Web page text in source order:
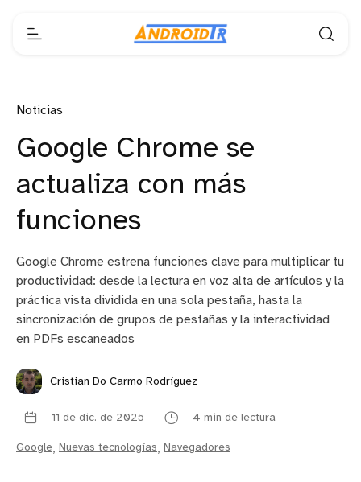
Noticias
Google Chrome se
actualiza con más
funciones
Google Chrome estrena funciones clave para multiplicar tu
productividad: desde la lectura en voz alta de artículos y la
práctica vista dividida en una sola pestaña, hasta la
sincronización de grupos de pestañas y la interactividad
en PDFs escaneados
Cristian Do Carmo Rodríguez
11 de dic. de 2025 4 min de lectura
Google, Nuevas tecnologías, Navegadores